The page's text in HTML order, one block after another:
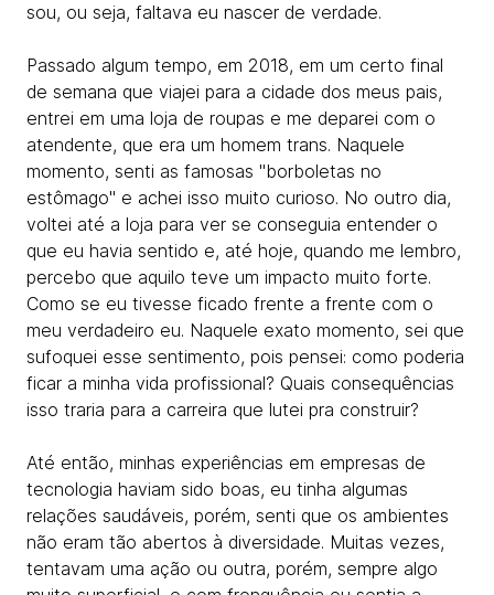
sou, ou seja, faltava eu nascer de verdade.
Passado algum tempo, em 2018, em um certo final
de semana que viajei para a cidade dos meus pais,
entrei em uma loja de roupas e me deparei com o
atendente, que era um homem trans. Naquele
momento, senti as famosas "borboletas no
estômago" e achei isso muito curioso. No outro dia,
voltei até a loja para ver se conseguia entender o
que eu havia sentido e, até hoje, quando me lembro,
percebo que aquilo teve um impacto muito forte.
Como se eu tivesse ficado frente a frente com o
meu verdadeiro eu. Naquele exato momento, sei que
sufoquei esse sentimento, pois pensei: como poderia
ficar a minha vida profissional? Quais consequências
isso traria para a carreira que lutei pra construir?
Até então, minhas experiências em empresas de
tecnologia haviam sido boas, eu tinha algumas
relações saudáveis, porém, senti que os ambientes
não eram tão abertos à diversidade. Muitas vezes,
tentavam uma ação ou outra, porém, sempre algo